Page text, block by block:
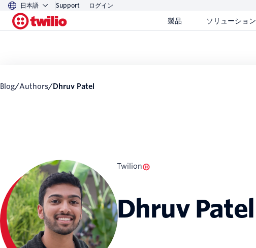
日本語 Support ログイン
製品 ソリューション
Blog/ Authors/ Dhruv Patel
Twilion
Dhruv Patel